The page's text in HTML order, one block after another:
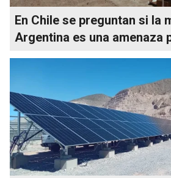
En Chile se preguntan si la
Argentina es una amenaza